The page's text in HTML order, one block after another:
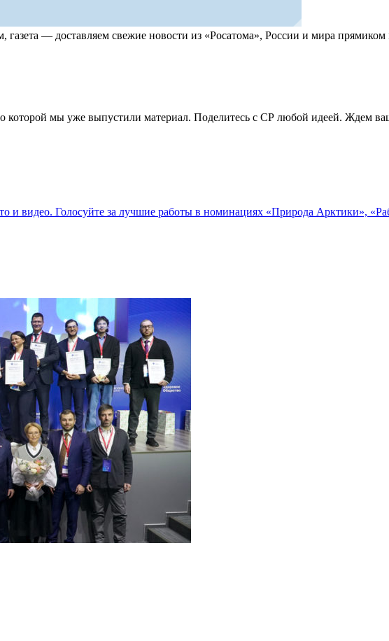
газета — доставляем свежие новости из «Росатома», России и мира
которой мы уже выпустили материал. Поделитесь с СР любой идеей. Ждем
и видео. Голосуйте за лучшие работы в номинациях «Природа Арктики»,